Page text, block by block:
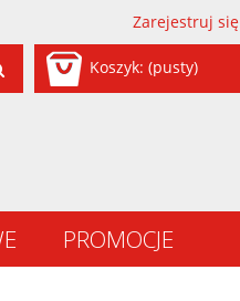
Zarejestruj się
Koszyk: (pusty)
PROMOCJE